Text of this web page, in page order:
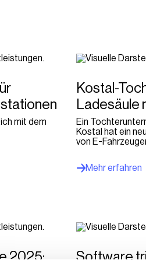
mit dem
Kostal-
Ein
Kostal hat ein
von E-
Mehr erfahren
2025:
Software